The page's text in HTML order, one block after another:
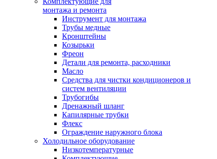
монтажа и ремонта
Инструмент для монтажа
Трубы медные
Кронштейны
Козырьки
Фреон
Детали для ремонта, расходники
Масло
Средства для чистки кондиционеров и
систем вентиляции
Трубогибы
Дренажный шланг
Капилярные трубки
Флекс
Ограждение наружного блока
Холодильное оборудование
Низкотемпературные